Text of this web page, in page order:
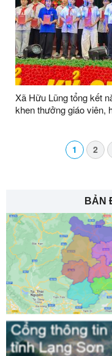
Xã Hữu Lũng tổng kết
khen thưởng giáo viên,
1 2
BẢN